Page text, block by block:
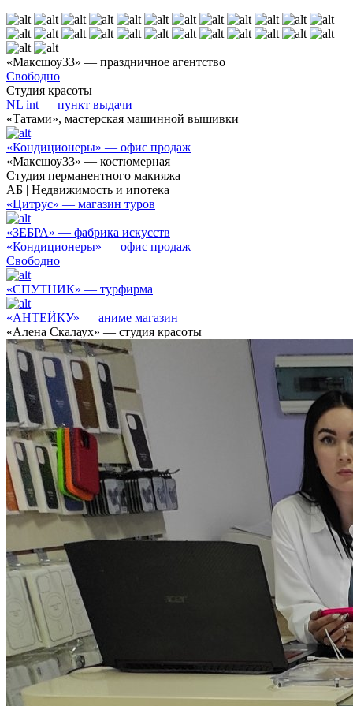
«Максшоу33» — праздничное агентство
Свободно
Студия красоты
NL int — пункт выдачи
«Татами», мастерская машинной вышивки
«Кондиционеры» — офис продаж
«Максшоу33» — костюмерная
Студия перманентного макияжа
АБ | Недвижимость и ипотека
«Цитрус» — магазин туров
«ЗЕБРА» — фабрика искусств
«Кондиционеры» — офис продаж
Свободно
«СПУТНИК» — турфирма
«АНТЕЙКУ» — аниме магазин
«Алена Скалаух» — студия красоты